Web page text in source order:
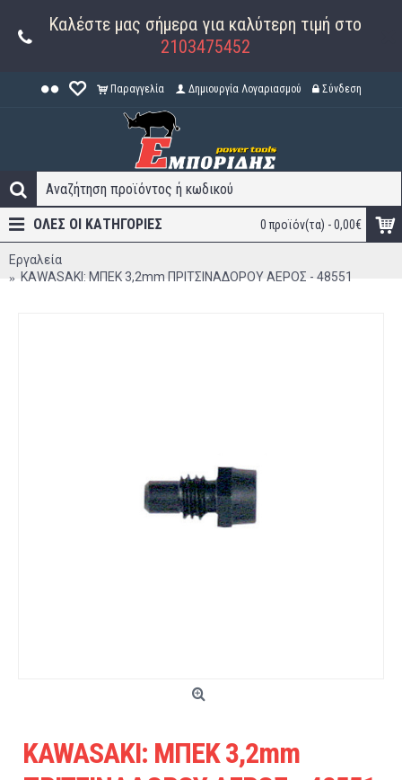
Καλέστε μας σήμερα για καλύτερη τιμή στο
2103475452
Παραγγελία Δημιουργία Λογαριασμού Σύνδεση
0 προϊόν(τα) - 0,00€
ΟΛΕΣ ΟΙ ΚΑΤΗΓΟΡΊΕΣ
Εργαλεία
KAWASAKI: ΜΠΕΚ 3,2mm ΠΡΙΤΣΙΝΑΔΟΡΟΥ ΑΕΡΟΣ - 48551
KAWASAKI: ΜΠΕΚ 3,2mm